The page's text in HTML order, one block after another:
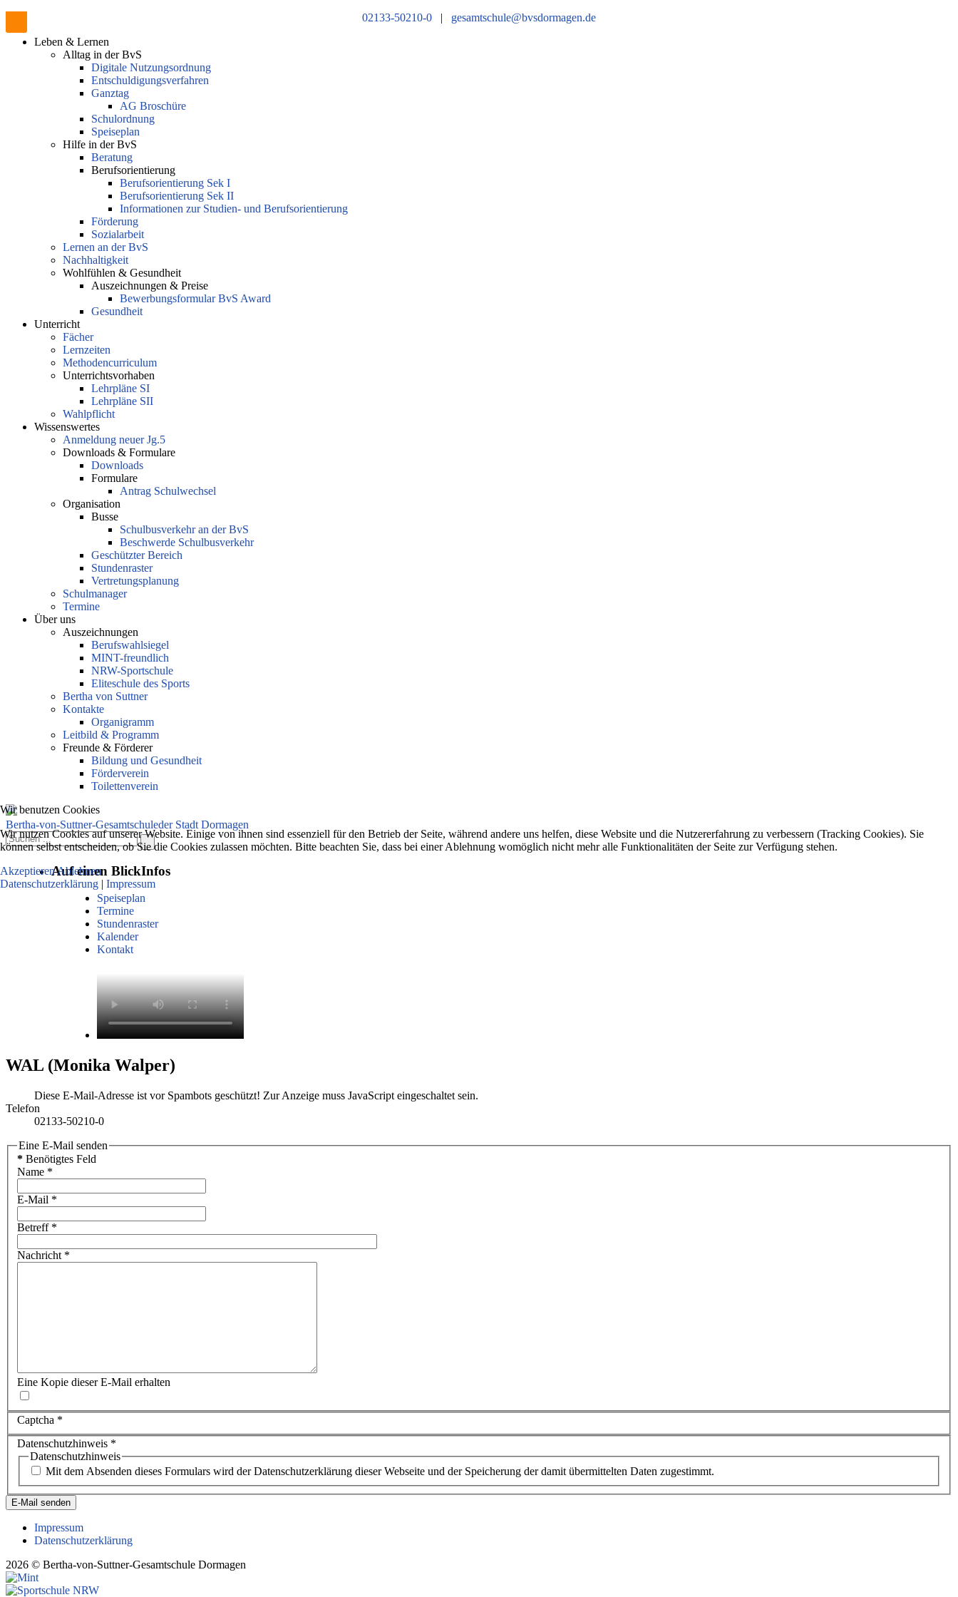
02133-50210-0 | gesamtschule@bvsdormagen.de
Leben & Lernen
Alltag in der BvS
Digitale Nutzungsordnung
Entschuldigungsverfahren
Ganztag
AG Broschüre
Schulordnung
Speiseplan
Hilfe in der BvS
Beratung
Berufsorientierung
Berufsorientierung Sek I
Berufsorientierung Sek II
Informationen zur Studien- und Berufsorientierung
Förderung
Sozialarbeit
Lernen an der BvS
Nachhaltigkeit
Wohlfühlen & Gesundheit
Auszeichnungen & Preise
Bewerbungsformular BvS Award
Gesundheit
Unterricht
Fächer
Lernzeiten
Methodencurriculum
Unterrichtsvorhaben
Lehrpläne SI
Lehrpläne SII
Wahlpflicht
Wissenswertes
Anmeldung neuer Jg.5
Downloads & Formulare
Downloads
Formulare
Antrag Schulwechsel
Organisation
Busse
Schulbusverkehr an der BvS
Beschwerde Schulbusverkehr
Geschützter Bereich
Stundenraster
Vertretungsplanung
Schulmanager
Termine
Über uns
Auszeichnungen
Berufswahlsiegel
MINT-freundlich
NRW-Sportschule
Eliteschule des Sports
Bertha von Suttner
Kontakte
Organigramm
Leitbild & Programm
Freunde & Förderer
Bildung und Gesundheit
Förderverein
Toilettenverein
Bertha-von-Suttner-Gesamtschuleder Stadt Dormagen
Auf einen BlickInfos
Speiseplan
Termine
Stundenraster
Kalender
Kontakt
WAL (Monika Walper)
Diese E-Mail-Adresse ist vor Spambots geschützt! Zur Anzeige muss JavaScript eingeschaltet sein.
Telefon
02133-50210-0
Eine E-Mail senden
* Benötigtes Feld
Name *
E-Mail *
Betreff*
Nachricht *
Eine Kopie dieser E-Mail erhalten
Captcha *
Datenschutzhinweis *
Datenschutzhinweis
Mit dem Absenden dieses Formulars wird der Datenschutzerklärung dieser Webseite und der Speicherung der damit übermittelten Daten zugestimmt.
E-Mail senden
Impressum
Datenschutzerklärung
2026 © Bertha-von-Suttner-Gesamtschule Dormagen
Wir benutzen Cookies
Wir nutzen Cookies auf unserer Website. Einige von ihnen sind essenziell für den Betrieb der Seite, während andere uns helfen, diese Website und die Nutzererfahrung zu verbessern (Tracking Cookies). Sie
können selbst entscheiden, ob Sie die Cookies zulassen möchten. Bitte beachten Sie, dass bei einer Ablehnung womöglich nicht mehr alle Funktionalitäten der Seite zur Verfügung stehen.
AkzeptierenAblehnen
Datenschutzerklärung | Impressum